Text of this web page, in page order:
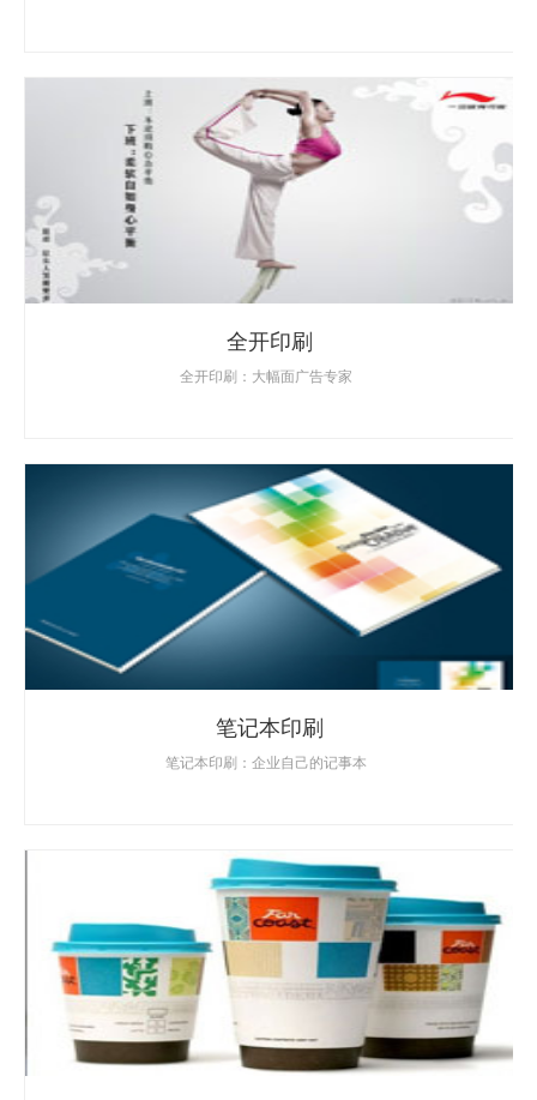
全开印刷
全开印刷：大幅面广告专家
笔记本印刷
笔记本印刷：企业自己的记事本